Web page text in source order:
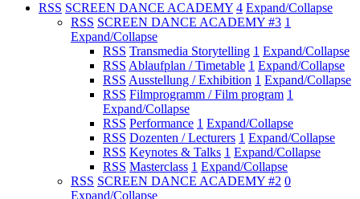
RSS SCREEN DANCE ACADEMY 4 Expand/Collapse
RSS SCREEN DANCE ACADEMY #3 1
Expand/Collapse
RSS Transmedia Storytelling 1 Expand/Collapse
RSS Ablaufplan / Timetable 1 Expand/Collapse
RSS Ausstellung / Exhibition 1 Expand/Collapse
RSS Filmprogramm / Film program 1
Expand/Collapse
RSS Performance 1 Expand/Collapse
RSS Dozenten / Lecturers 1 Expand/Collapse
RSS Keynotes & Talks 1 Expand/Collapse
RSS Masterclass 1 Expand/Collapse
RSS SCREEN DANCE ACADEMY #2 0
Expand/Collapse